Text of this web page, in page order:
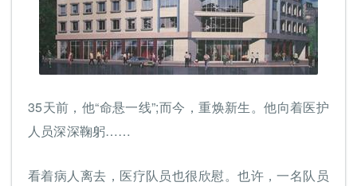
35天前，他“命悬一线”;而今，重焕新生。他向着医护
人员深深鞠躬……
看着病人离去，医疗队员也很欣慰。也许，一名队员